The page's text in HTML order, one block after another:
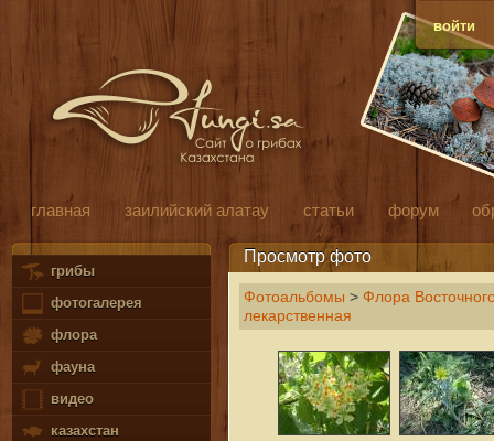
войти
главная заилийский алатау статьи форум
грибы
фотогалерея
флора
фауна
видео
казахстан
Просмотр фото
Фотоальбомы > Флора
лекарственная